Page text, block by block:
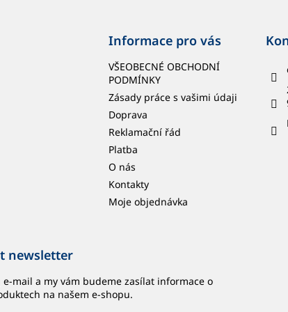
Informace pro vás
VŠEOBECNÉ OBCHODNÍ
PODMÍNKY
Zásady práce s vašimi údaji
Doprava
Reklamační řád
Platba
O nás
Kontakty
Moje objednávka
newsletter
e-mail a my vám budeme zasílat informace o
na našem e-shopu.